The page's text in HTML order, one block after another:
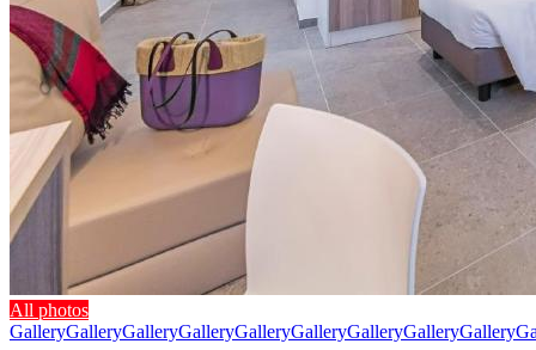
All photos
GalleryGalleryGalleryGalleryGalleryGalleryGalleryGalleryGallery